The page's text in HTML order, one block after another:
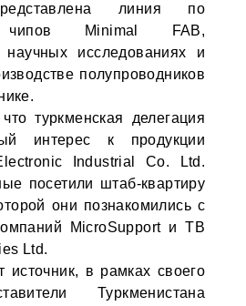
линия по
чипов Minimal FAB,
научных исследованиях и
полупроводников
туркменская делегация
интерес к продукции
Industrial Co. Ltd.
посетили штаб-квартиру
они познакомились с
MicroSupport и TB
Ltd.
источник, в рамках своего
Туркменистана